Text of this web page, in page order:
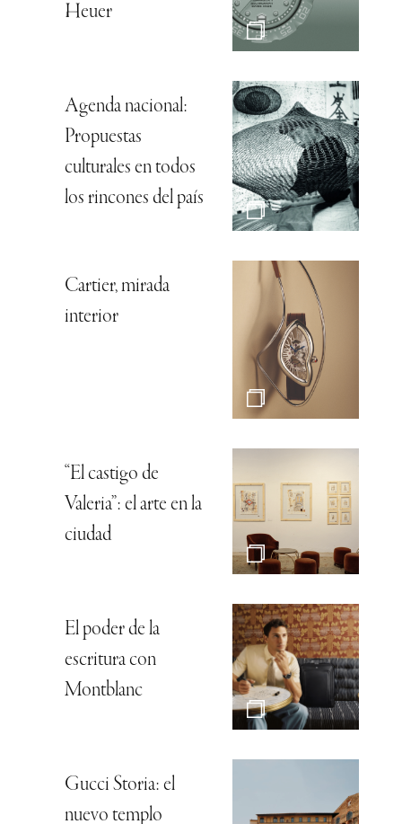
Heuer
Agenda nacional:
Propuestas
culturales en todos
los rincones del país
Cartier, mirada
interior
“El castigo de
Valeria”: el arte en la
ciudad
El poder de la
escritura con
Montblanc
Gucci Storia: el
nuevo templo